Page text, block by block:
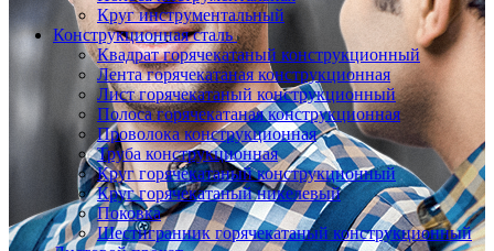
Круг инструментальный
Конструкционная сталь
Квадрат горячекатаный конструкционный
Лента горячекатаная конструкционная
Лист горячекатаный конструкционный
Полоса горячекатаная конструкционная
Проволока конструкционная
Труба конструкционная
Круг горячекатаный конструкционный
Круг горячекатаный никелевый
Поковка
Шестигранник горячекатаный конструкционный